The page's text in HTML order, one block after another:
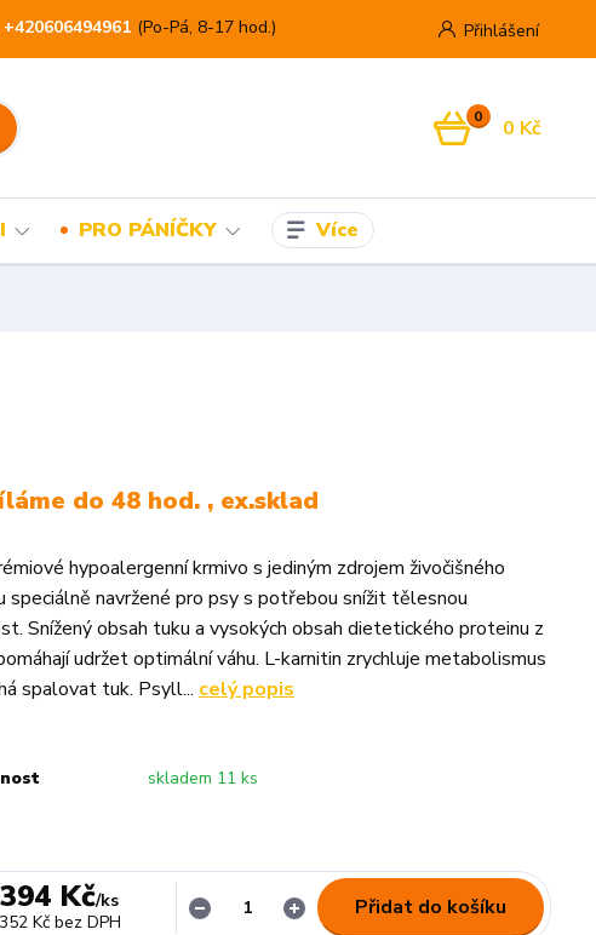
Přihlášení
+420606494961 (Po-Pá, 8-17 hod.)
0 0 Kč
PRO PÁNÍČKY Více
do 48 hod. , ex.sklad
hypoalergenní krmivo s jediným zdrojem živočišného
speciálně navržené pro psy s potřebou snížit tělesnou
Snížený obsah tuku a vysokých obsah dietetického proteinu z
udržet optimální váhu. L-karnitin zrychluje metabolismus
spalovat tuk. Psyll... celý popis
skladem 11 ks
394 Kč/ks
352 Kč bez DPH
Přidat do košíku